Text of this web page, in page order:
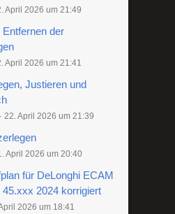
April 2026 um 21:49
der
April 2026 um 21:41
Justieren und
22. April 2026 um 21:39
April 2026 um 20:40
für DeLonghi ECAM
2024 korrigiert
2026 um 18:41